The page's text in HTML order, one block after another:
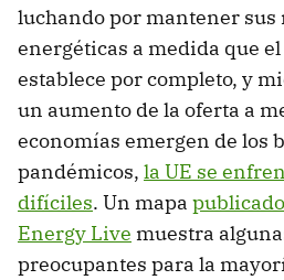
luchando por mantener sus
energéticas a medida que
establece por completo, y
un aumento de la oferta a
economías emergen de los
pandémicos, la UE se
difíciles. Un mapa
Energy Live muestra
preocupantes para la